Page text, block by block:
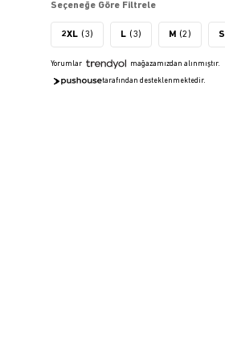
Seçeneğe Göre Filtrele
2XL (3) L (3) M (2) S
Yorumlar mağazamızdan alınmıştır.
tarafından desteklenmektedir.